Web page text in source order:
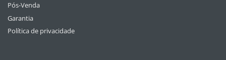
Pós-Venda
Garantia
Política de privacidade